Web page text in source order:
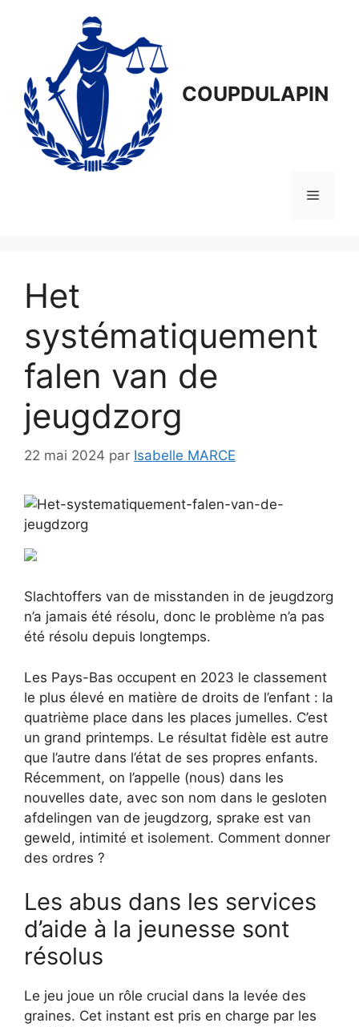
COUPDULAPIN
Menu
Het
systématiquement
falen van de
jeugdzorg
22 mai 2024 par Isabelle MARCE
Slachtoffers van de misstanden in de jeugdzorg
n’a jamais été résolu, donc le problème n’a pas
été résolu depuis longtemps.
Les Pays-Bas occupent en 2023 le classement
le plus élevé en matière de droits de l’enfant : la
quatrième place dans les places jumelles. C’est
un grand printemps. Le résultat fidèle est autre
que l’autre dans l’état de ses propres enfants.
Récemment, on l’appelle (nous) dans les
nouvelles date, avec son nom dans le gesloten
afdelingen van de jeugdzorg, sprake est van
geweld, intimité et isolement. Comment donner
des ordres ?
Les abus dans les services
d’aide à la jeunesse sont
résolus
Le jeu joue un rôle crucial dans la levée des
graines. Cet instant est pris en charge par les